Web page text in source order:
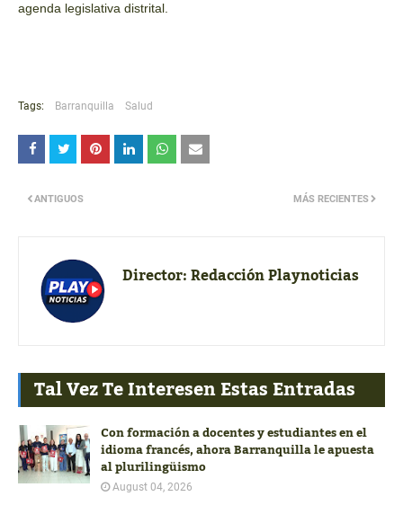
agenda legislativa distrital.
Tags: Barranquilla Salud
MÁS RECIENTES
ANTIGUOS
Director:Redacción Playnoticias
Tal Vez Te Interesen Estas Entradas
Con formación a docentes y estudiantes en el
idioma francés, ahora Barranquilla le apuesta
al plurilingüismo
August 04, 2026